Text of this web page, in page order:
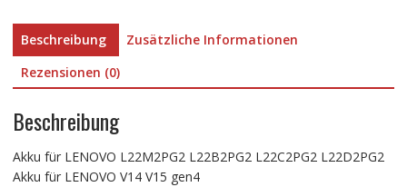
Beschreibung
Zusätzliche Informationen
Rezensionen (0)
Beschreibung
Akku für LENOVO L22M2PG2 L22B2PG2 L22C2PG2 L22D2PG2
Akku für LENOVO V14 V15 gen4